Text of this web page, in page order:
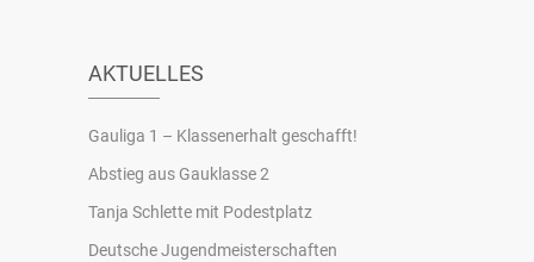
AKTUELLES
Gauliga 1 – Klassenerhalt geschafft!
Abstieg aus Gauklasse 2
Tanja Schlette mit Podestplatz
Deutsche Jugendmeisterschaften